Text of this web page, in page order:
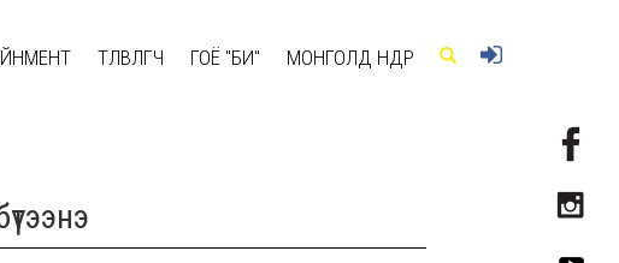
ТӨЛӨВЛӨГЧ ГОЁ "БИ" МОНГОЛД ӨНӨӨДӨР